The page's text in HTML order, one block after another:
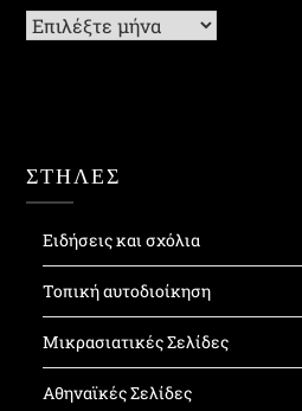
Ιστορικό
ΣΤΗΛΕΣ
Ειδήσεις και σχόλια
Τοπική αυτοδιοίκηση
Μικρασιατικές Σελίδες
Αθηναϊκές Σελίδες